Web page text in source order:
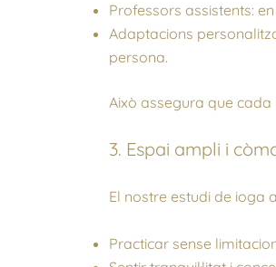
Professors assistents:
Adaptacions
persona.
Això assegura que
3. Espai ampli i
El nostre estudi de ioga
Practicar sense